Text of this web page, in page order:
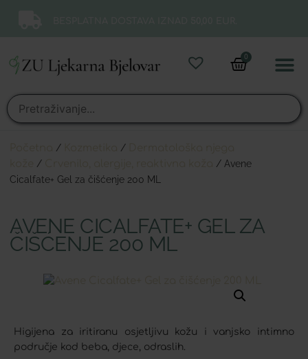
0
/ /
/
/ Avene
Cicalfate+ Gel za čišćenje 200 ML
AVENE CICALFATE+ GEL ZA
ČIŠĆENJE 200 ML
Higijena za iritiranu osjetljivu kožu i vanjsko intimno
područje kod beba, djece, odraslih.